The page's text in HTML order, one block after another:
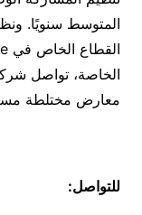
المتوسط سنويًا.
معارض مختلطة
للتواصل: